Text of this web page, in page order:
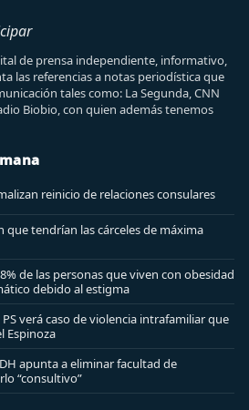
de prensa independiente, informativo,
las referencias a notas periodística que
tales como: La Segunda, CNN
Biobio, con quien además tenemos
reinicio de relaciones consulares
que tendrían las cárceles de máxima
de las personas que viven con obesidad
debido al estigma
verá caso de violencia intrafamiliar que
Espinoza
apunta a eliminar facultad de
“consultivo”